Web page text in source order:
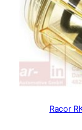
Racor